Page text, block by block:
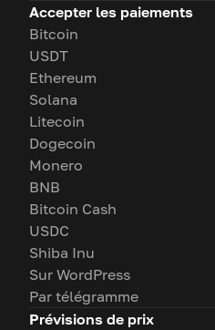
Accepter les paiements
Bitcoin
USDT
Ethereum
Solana
Litecoin
Dogecoin
Monero
BNB
Bitcoin Cash
USDC
Shiba Inu
Sur WordPress
Par télégramme
Prévisions de prix